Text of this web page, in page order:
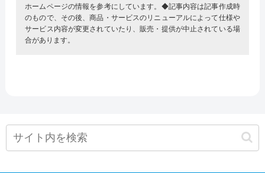
ホームページの情報を参考にしています。◆記事内容は記事作成時
のもので、その後、商品・サービスのリニューアルによって仕様や
サービス内容が変更されていたり、販売・提供が中止されている場
合があります。